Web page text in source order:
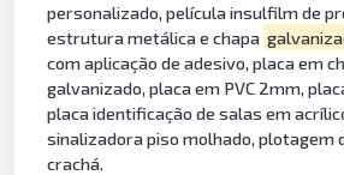
personalizado, película insulfilm de
estrutura metálica e chapa
com aplicação de adesivo, placa em
galvanizado, placa em PVC 2mm,
placa identificação de salas em
sinalizadora piso molhado, plotagem
crachá.